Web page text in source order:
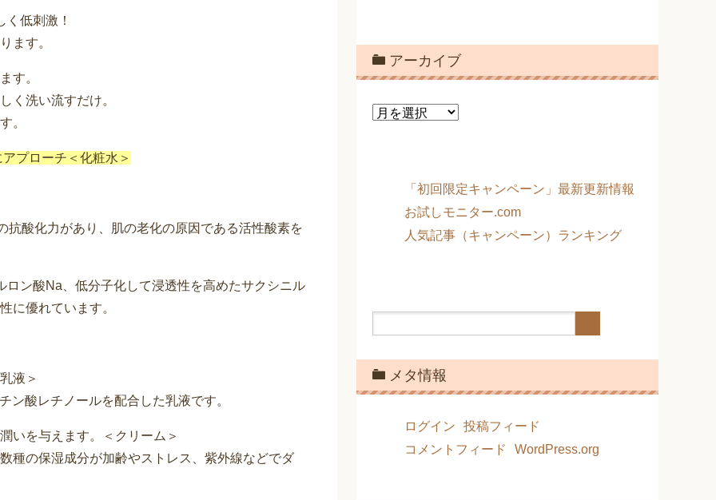
低刺激！
ます。
す。
く洗い流すだけ。
。
プローチ＜化粧水＞
酸化力があり、肌の老化の原因である活性酸素を
ン酸Na、低分子化して浸透性を高めたサクシニル
に優れています。
液＞
ン酸レチノールを配合した乳液です。
いを与えます。＜クリーム＞
種の保湿成分が加齢やストレス、紫外線などでダ
アーカイブ
ア
「初回限定キャンペーン」最新更新情報
お試しモニター.com
人気記事（キャンペーン）ランキング
メタ情報
ログイン
投稿フィード
コメントフィード
WordPress.org